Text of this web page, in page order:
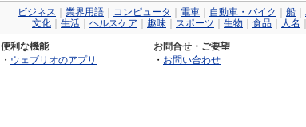
ビジネス 業界用語 コンピュータ 電車 自動車・バイク 船
文化
生活 ヘルスケア 趣味 スポーツ 生物 食品 人名
便利な機能
・ ウェブリオのアプリ
お問合せ・ご要望
・ お問い合わせ